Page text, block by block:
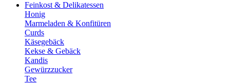
Feinkost & Delikatessen
Honig
Marmeladen & Konfitüren
Curds
Käsegebäck
Kekse & Gebäck
Kandis
Gewürzzucker
Tee